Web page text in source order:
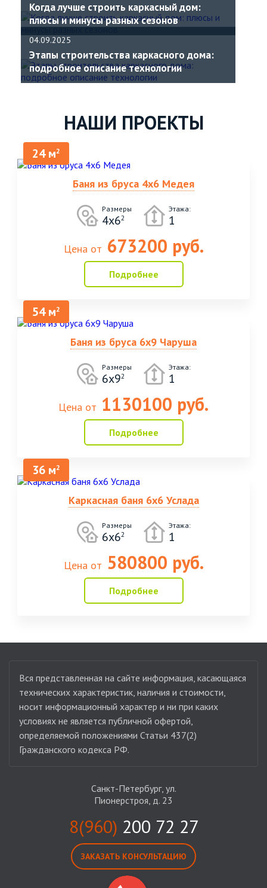
Когда лучше строить каркасный дом:
плюсы и минусы разных сезонов
04.09.2025
Этапы строительства каркасного дома:
подробное описание технологии
НАШИ ПРОЕКТЫ
24 м2
Баня из бруса 4х6 Медея
Размеры
4х62
Этажа:
1
Цена от 673200 руб.
Подробнее
54 м2
Баня из бруса 6х9 Чаруша
Размеры
6х92
Этажа:
1
Цена от 1130100 руб.
Подробнее
36 м2
Каркасная баня 6х6 Услада
Размеры
6х62
Этажа:
1
Цена от 580800 руб.
Подробнее
Вся представленная на сайте информация, касающаяся
технических характеристик, наличия и стоимости,
носит информационный характер и ни при каких
условиях не является публичной офертой,
определяемой положениями Статьи 437(2)
Гражданского кодекса РФ.
Санкт-Петербург, ул.
Пионерстроя, д. 23
8(960) 200 72 27
ЗАКАЗАТЬ КОНСУЛЬТАЦИЮ